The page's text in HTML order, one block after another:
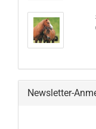
Newsletter-